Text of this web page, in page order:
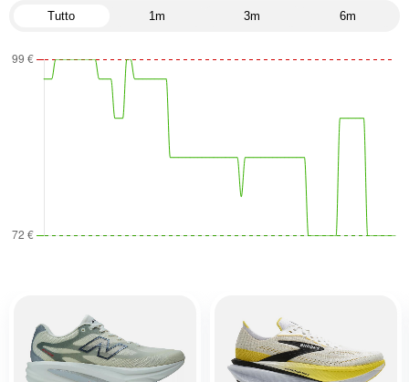
Tutto 1m 3m 6m